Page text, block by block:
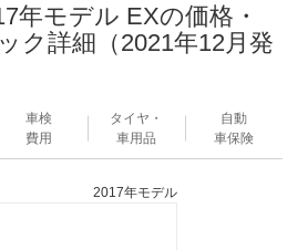
年モデル EXの価格・
ク詳細（2021年12月発
車検
費用
タイヤ・
車用品
自動
車保険
2017年モデル